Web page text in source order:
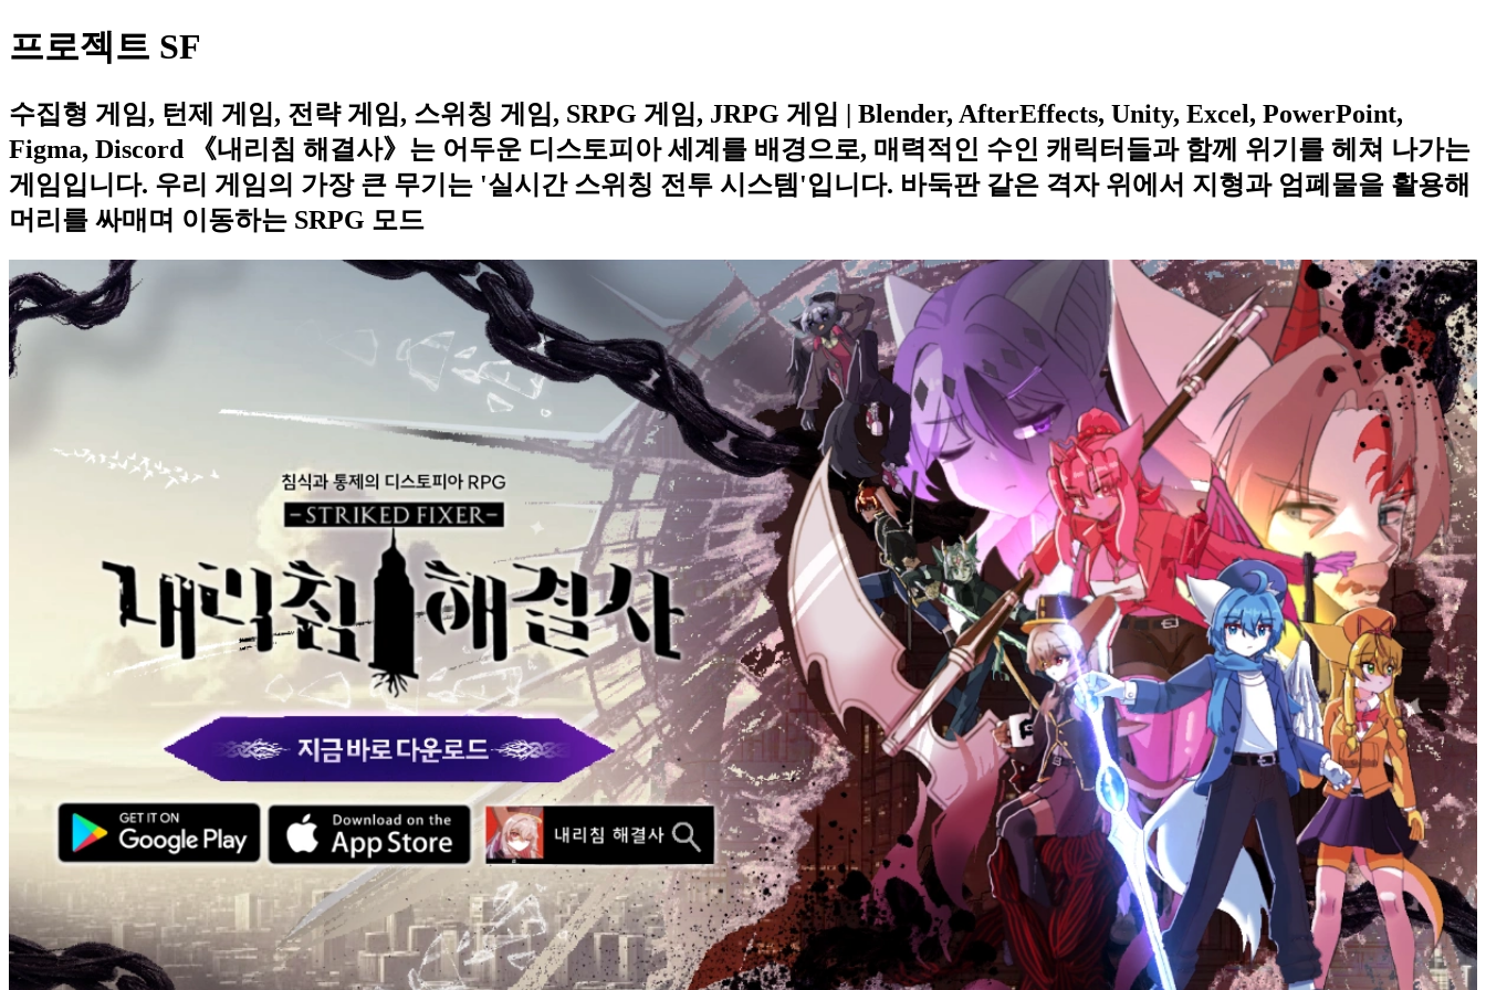
프로젝트 SF
수집형 게임, 턴제 게임, 전략 게임, 스위칭 게임, SRPG 게임, JRPG 게임 | Blender, AfterEffects, Unity, Excel, PowerPoint,
Figma, Discord 《내리침 해결사》는 어두운 디스토피아 세계를 배경으로, 매력적인 수인 캐릭터들과 함께 위기를 헤쳐 나가는
게임입니다. 우리 게임의 가장 큰 무기는 '실시간 스위칭 전투 시스템'입니다. 바둑판 같은 격자 위에서 지형과 엄폐물을 활용해
머리를 싸매며 이동하는 SRPG 모드